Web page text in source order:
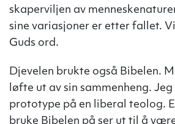
skaperviljen av
sine variasjoner er etter fallet.
Guds ord.
Djevelen brukte også Bibelen.
løfte ut av sin sammenheng.
prototype på en liberal teolog.
bruke Bibelen på ser ut til å